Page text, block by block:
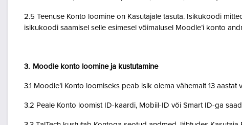
2.5 Teenuse Konto loomine on Kasutajale tasuta. Isikukoodi
isikukoodi saamisel selle esimesel võimalusel Moodle’i konto
3. Moodle konto loomine ja kustutamine
3.1 Moodle’i Konto loomiseks peab isik olema vähemalt 13
3.2 Peale Konto loomist ID-kaardi, Mobiil-ID või Smart ID-ga